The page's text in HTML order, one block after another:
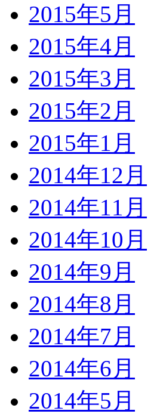
2015年5月
2015年4月
2015年3月
2015年2月
2015年1月
2014年12月
2014年11月
2014年10月
2014年9月
2014年8月
2014年7月
2014年6月
2014年5月